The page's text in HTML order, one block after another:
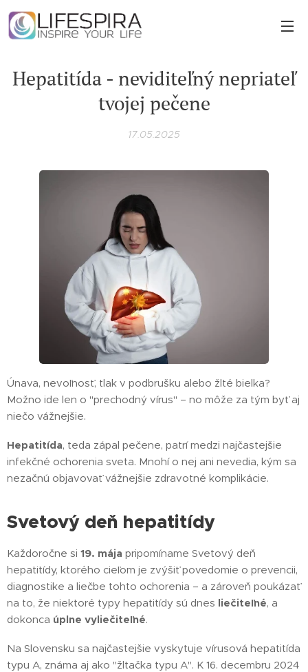
Hepatitída - neviditeľný nepriateľ
tvojej pečene
17.05.2025
Únava, nevoľnosť, tlak v podbrušku alebo žlté bielka?
Možno ide len o "prechodný vírus" – no môže za tým byť aj
niečo vážnejšie.
Hepatitída, teda zápal pečene, patrí medzi najčastejšie
infekčné ochorenia sveta. Mnohí o nej ani nevedia, kým sa
nezačnú objavovať vážnejšie zdravotné komplikácie.
Svetový deň hepatitídy
Každoročne si 19. mája pripomíname Svetový deň
hepatitídy, ktorého cieľom je zvýšiť povedomie o prevencii,
diagnostike a liečbe tohto ochorenia – a zároveň poukázať
na to, že niektoré typy hepatitídy sú dnes liečiteľné, a
dokonca úplne vyliečiteľné.
Na Slovensku sa najčastejšie vyskytuje vírusová hepatitída
typu A, známa aj ako "žltačka typu A". K 16. decembru 2024